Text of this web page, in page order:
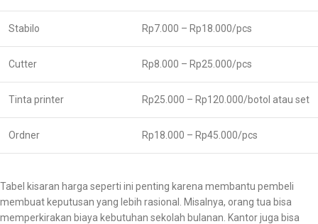
Stabilo Rp7.000 – Rp18.000/pcs
Cutter Rp8.000 – Rp25.000/pcs
Tinta printer Rp25.000 – Rp120.000/botol atau set
Ordner Rp18.000 – Rp45.000/pcs
Tabel kisaran harga seperti ini penting karena membantu pembeli
membuat keputusan yang lebih rasional. Misalnya, orang tua bisa
memperkirakan biaya kebutuhan sekolah bulanan. Kantor juga bisa